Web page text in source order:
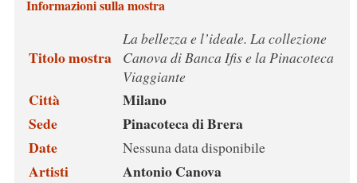
Informazioni sulla mostra
Titolo mostra
La bellezza e l’ideale. La collezione
Canova di Banca Ifis e la Pinacoteca
Viaggiante
Città
Milano
Sede
Pinacoteca di Brera
Date
Nessuna data disponibile
Artisti
Antonio Canova